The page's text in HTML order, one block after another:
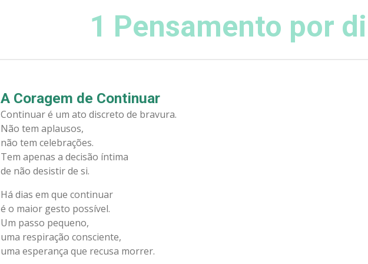
1 Pensamento por
A Coragem de Continuar
Continuar é um ato discreto de bravura.
Não tem aplausos,
não tem celebrações.
Tem apenas a decisão íntima
de não desistir de si.
Há dias em que continuar
é o maior gesto possível.
Um passo pequeno,
uma respiração consciente,
uma esperança que recusa morrer.